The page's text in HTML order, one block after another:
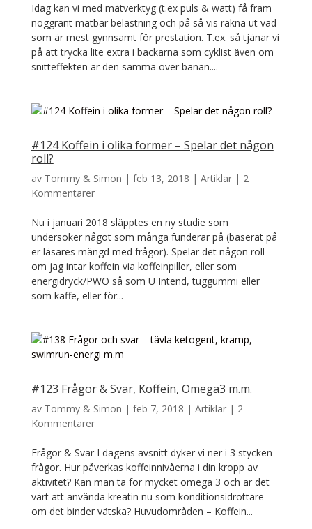
Idag kan vi med mätverktyg (t.ex puls & watt) få fram
noggrant mätbar belastning och på så vis räkna ut vad
som är mest gynnsamt för prestation. T.ex. så tjänar vi
på att trycka lite extra i backarna som cyklist även om
snitteffekten är den samma över banan....
#124 Koffein i olika former – Spelar det någon
roll?
av Tommy & Simon | feb 13, 2018 | Artiklar| 2
Kommentarer
Nu i januari 2018 släpptes en ny studie som
undersöker något som många funderar på (baserat på
er läsares mängd med frågor). Spelar det någon roll
om jag intar koffein via koffeinpiller, eller som
energidryck/PWO så som U Intend, tuggummi eller
som kaffe, eller för...
#123 Frågor & Svar, Koffein, Omega3 m.m.
av Tommy & Simon | feb 7, 2018 | Artiklar| 2
Kommentarer
Frågor & Svar I dagens avsnitt dyker vi ner i 3 stycken
frågor. Hur påverkas koffeinnivåerna i din kropp av
aktivitet? Kan man ta för mycket omega 3 och är det
värt att använda kreatin nu som konditionsidrottare
om det binder vätska? Huvudområden – Koffein...